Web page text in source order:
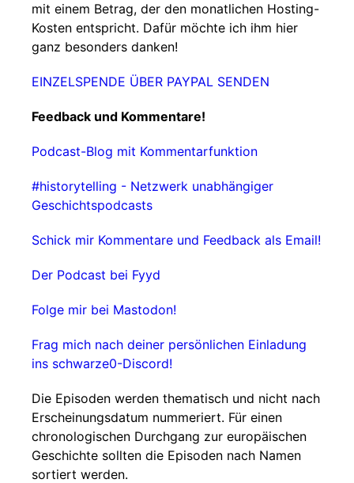
mit einem Betrag, der den monatlichen Hosting-
Kosten entspricht. Dafür möchte ich ihm hier
ganz besonders danken!
EINZELSPENDE ÜBER PAYPAL SENDEN
Feedback und Kommentare!
Podcast-Blog mit Kommentarfunktion
#historytelling - Netzwerk unabhängiger
Geschichtspodcasts
Schick mir Kommentare und Feedback als Email!
Der Podcast bei Fyyd
Folge mir bei Mastodon!
Frag mich nach deiner persönlichen Einladung
ins schwarze0-Discord!
Die Episoden werden thematisch und nicht nach
Erscheinungsdatum nummeriert. Für einen
chronologischen Durchgang zur europäischen
Geschichte sollten die Episoden nach Namen
sortiert werden.